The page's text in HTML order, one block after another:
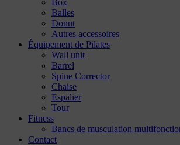
Box
Balles
Donut
Autres accessoires
Équipement de Pilates
Wall unit
Barrel
Spine Corrector
Chaise
Espalier
Tour
Fitness
Bancs de musculation
Contact